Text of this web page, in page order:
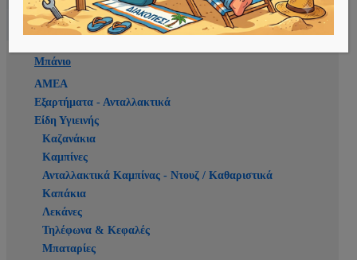
E-shop
Μπάνιο
ΑΜΕΑ
Εξαρτήματα - Ανταλλακτικά
Είδη Υγιεινής
Καζανάκια
Καμπίνες
Ανταλλακτικά Καμπίνας - Ντουζ / Καθαριστικά
Καπάκια
Λεκάνες
Τηλέφωνα & Κεφαλές
Μπαταρίες